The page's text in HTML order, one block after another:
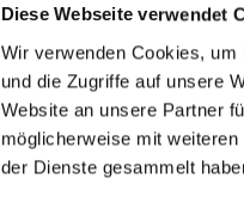
Diese Webseite verwendet
Wir verwenden Cookies,
und die Zugriffe auf unsere
Website an unsere Partner
möglicherweise mit
der Dienste gesammelt